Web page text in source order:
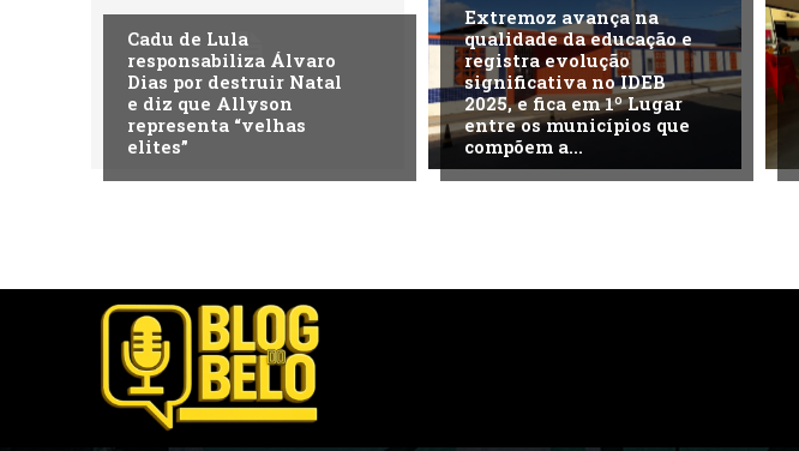
Cadu de Lula
responsabiliza Álvaro
Dias por destruir Natal
e diz que Allyson
representa “velhas
elites”
Extremoz avança na
qualidade da educação e
registra evolução
significativa no IDEB
2025, e fica em 1º Lugar
entre os municípios que
compõem a...